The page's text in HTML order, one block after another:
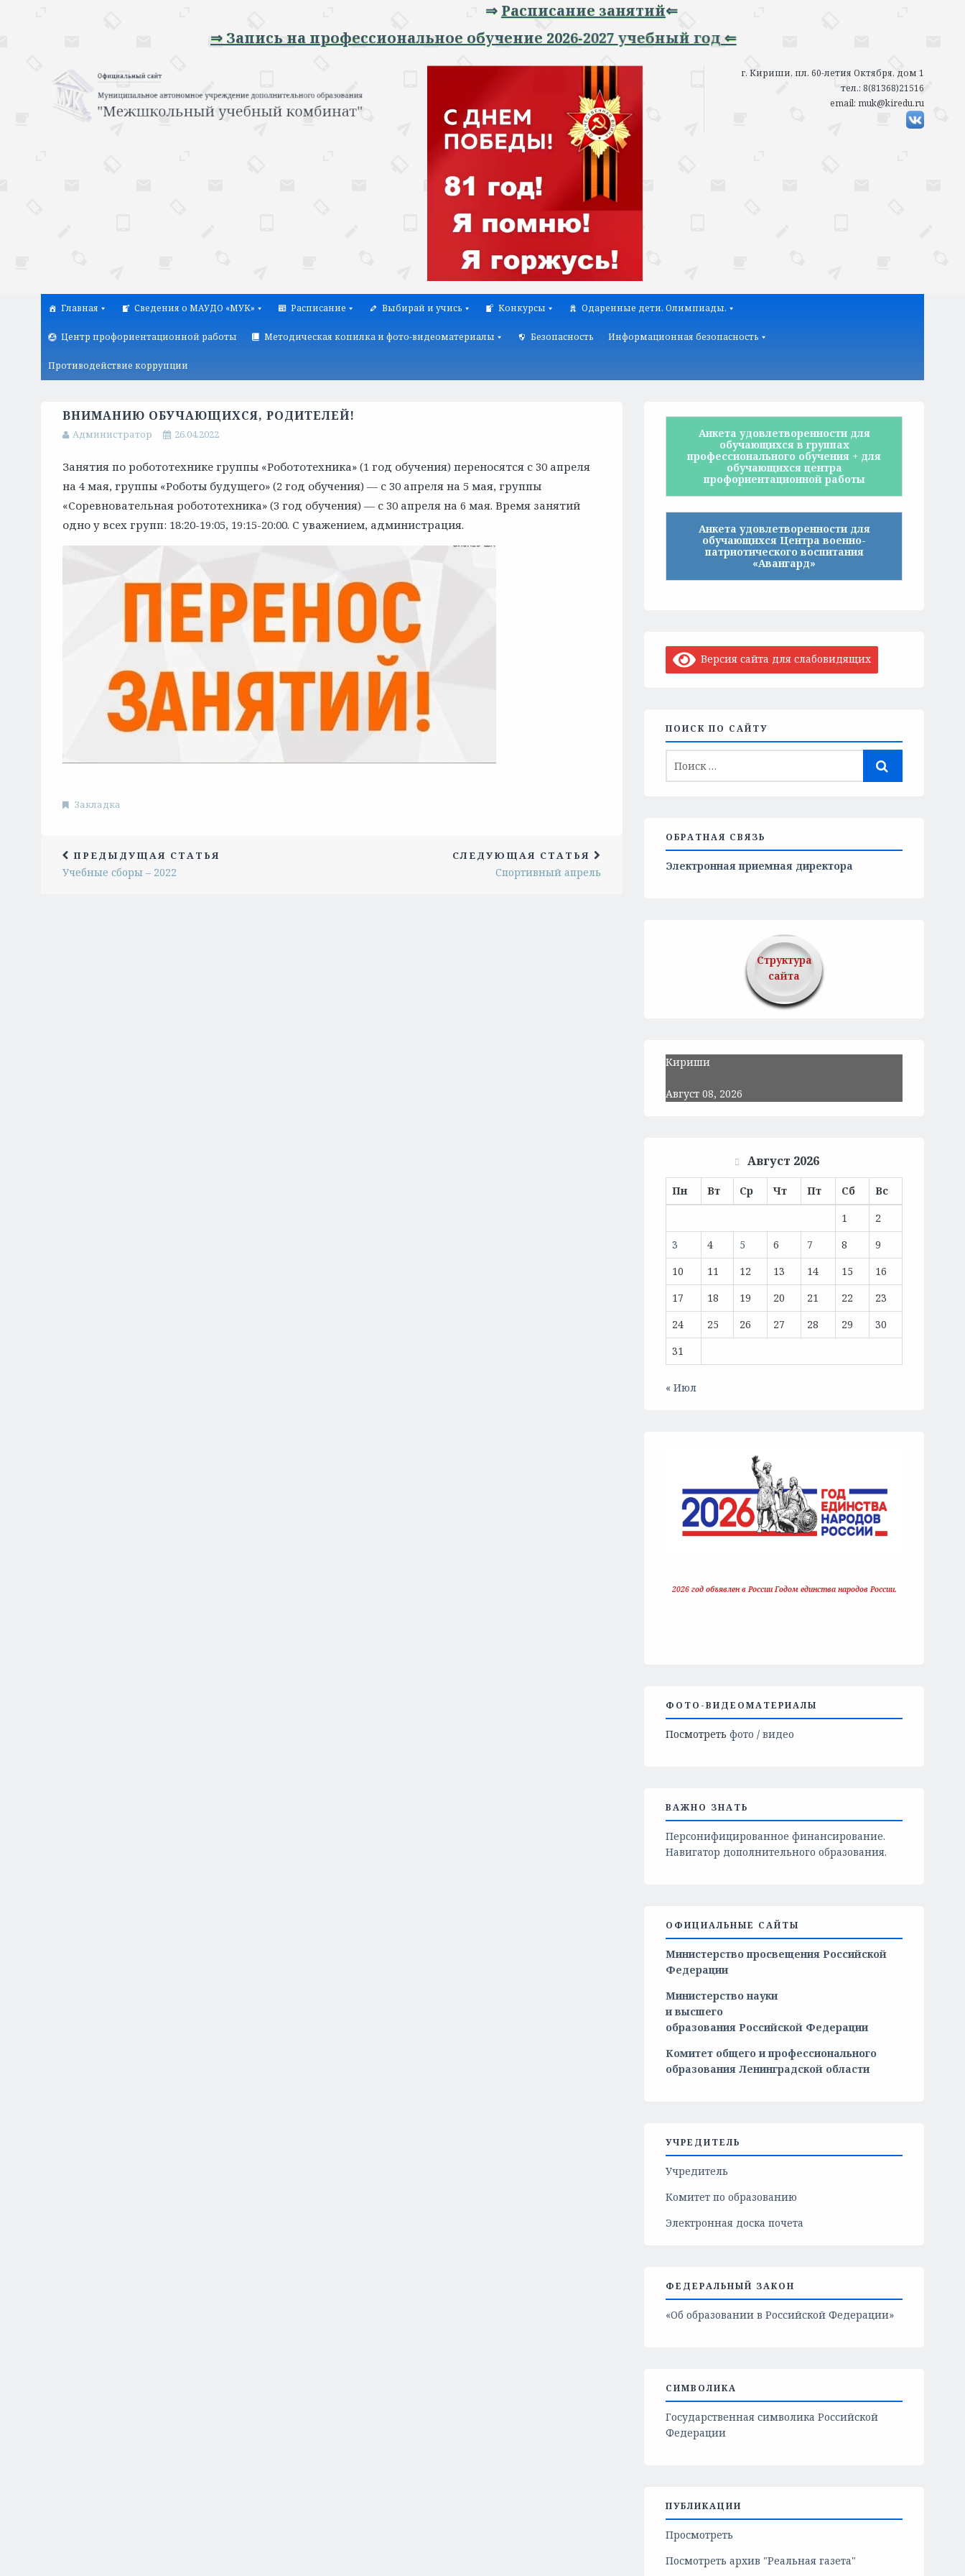
Расписание занятий⇐
⇒ Запись на профессиональное обучение 2026-2027 учебный год ⇐
г. Кириши, пл. 60-летия Октября, дом 1
тел.: 8(81368)21516
email: muk@kiredu.ru
Главная Сведения о МАУДО «МУК» Расписание Выбирай и учись Конкурсы Одаренные дети. Олимпиады.
Центр профориентационной работы Методическая копилка и фото-видеоматериалы Безопасность Информационная безопасность
Противодействие коррупции
ВНИМАНИЮ ОБУЧАЮЩИХСЯ, РОДИТЕЛЕЙ!
Администратор 26.04.2022
Занятия по робототехнике группы «Робототехника» (1 год обучения) переносятся с 30 апреля
на 4 мая, группы «Роботы будущего» (2 год обучения) — с 30 апреля на 5 мая, группы
«Соревновательная робототехника» (3 год обучения) — с 30 апреля на 6 мая. Время занятий
одно у всех групп: 18:20-19:05, 19:15-20:00. С уважением, администрация.
Закладка
ПРЕДЫДУЩАЯ СТАТЬЯ
Учебные сборы – 2022
СЛЕДУЮЩАЯ СТАТЬЯ
Спортивный апрель
Анкета удовлетворенности для
обучающихся в группах
профессионального обучения + для
обучающихся центра
профориентационной работы
Анкета удовлетворенности для
обучающихся Центра военно-
патриотического воспитания
«Авангард»
Версия сайта для слабовидящих
ПОИСК ПО САЙТУ
ОБРАТНАЯ СВЯЗЬ
Электронная приемная директора
Структура
сайта
Кириши
Август 08, 2026
Август 2026
Пн Вт Ср Чт Пт Сб
Вс
1
2
3
4 5 6 7 8
9
10
11 12 13 14 15
16
17
18 19 20 21 22
23
24
25 26 27 28 29
30
31
« Июл
2026 год объявлен в России Годом единства народов России.
ФОТО-ВИДЕОМАТЕРИАЛЫ
Посмотреть фото / видео
ВАЖНО ЗНАТЬ
Персонифицированное финансирование.
Навигатор дополнительного образования.
ОФИЦИАЛЬНЫЕ САЙТЫ
Министерство просвещения Российской
Федерации
Министерство науки
и высшего
образования Российской Федерации
Комитет общего и профессионального
образования Ленинградской области
УЧРЕДИТЕЛЬ
Учредитель
Комитет по образованию
Электронная доска почета
ФЕДЕРАЛЬНЫЙ ЗАКОН
«Об образовании в Российской Федерации»
СИМВОЛИКА
Государственная символика Российской
Федерации
ПУБЛИКАЦИИ
Просмотреть
Посмотреть архив "Реальная газета"